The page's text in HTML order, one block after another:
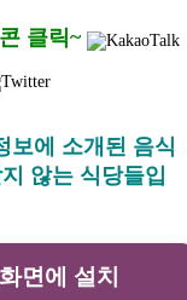
클릭~
보에 소개된 음식
않는 식당들입
면에 설치